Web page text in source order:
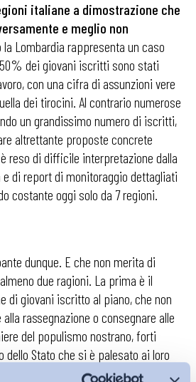
italiane a dimostrazione che
e meglio non
la Lombardia rappresenta un caso
dei giovani iscritti sono stati
con una cifra di assunzioni vere
dei tirocini. Al contrario numerose
un grandissimo numero di iscritti,
altrettante proposte concrete
reso di difficile interpretazione dalla
di report di monitoraggio dettagliati
costante oggi solo da 7 regioni.
dunque. E che non merita di
due ragioni. La prima è il
di giovani iscritto al piano, che non
rassegnazione o consegnare alle
del populismo nostrano, forti
dello Stato che si è palesato ai loro
“Garanzia Giovani” è un banco di